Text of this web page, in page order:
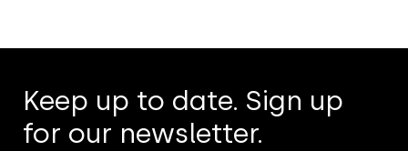
Keep up to date. Sign up
for our newsletter.